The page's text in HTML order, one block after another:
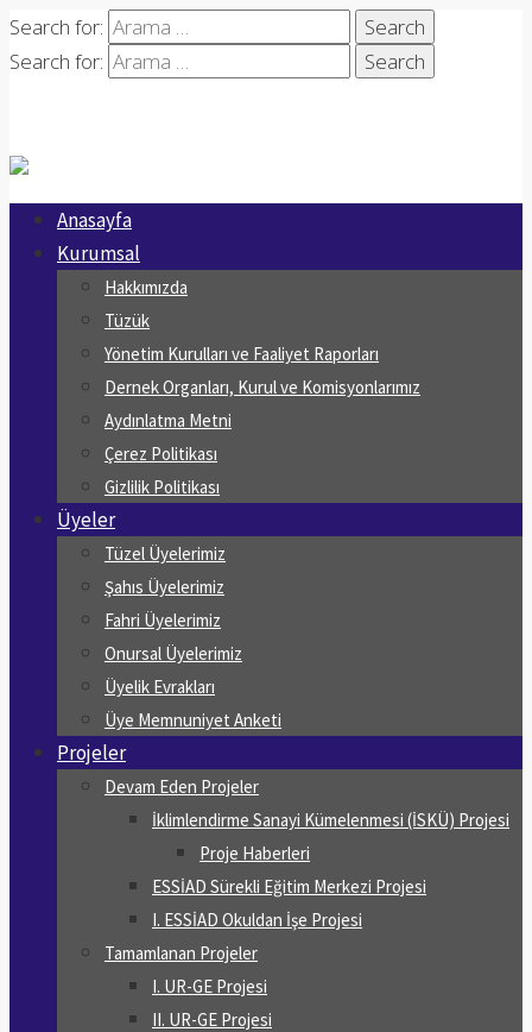
Search for:
Search for:
Anasayfa
Kurumsal
Hakkımızda
Tüzük
Yönetim Kurulları ve Faaliyet Raporları
Dernek Organları, Kurul ve Komisyonlarımız
Aydınlatma Metni
Çerez Politikası
Gizlilik Politikası
Üyeler
Tüzel Üyelerimiz
Şahıs Üyelerimiz
Fahri Üyelerimiz
Onursal Üyelerimiz
Üyelik Evrakları
Üye Memnuniyet Anketi
Projeler
Devam Eden Projeler
İklimlendirme Sanayi Kümelenmesi (İSKÜ) Projesi
Proje Haberleri
ESSİAD Sürekli Eğitim Merkezi Projesi
I. ESSİAD Okuldan İşe Projesi
Tamamlanan Projeler
I. UR-GE Projesi
II. UR-GE Projesi